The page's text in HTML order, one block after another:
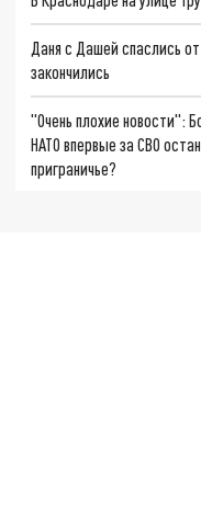
Даня с Дашей спаслись
закончились
"Очень плохие новости":
НАТО впервые за СВО
приграничье?